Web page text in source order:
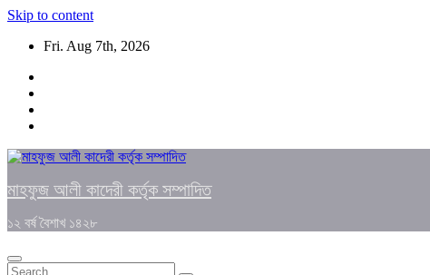
Skip to content
Fri. Aug 7th, 2026
মাহফুজ আলী কাদেরী কর্তৃক সম্পাদিত
১২ বর্ষ বৈশাখ ১৪২৮